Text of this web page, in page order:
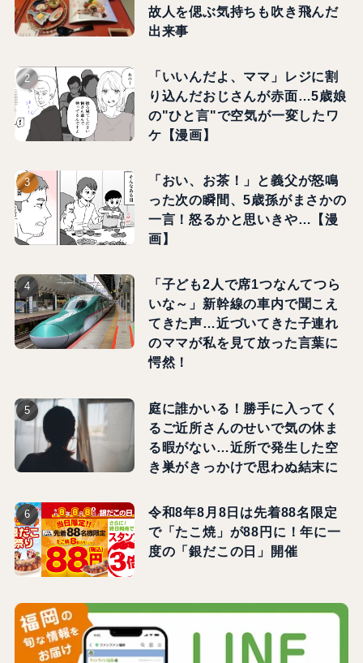
故人を偲ぶ気持ちも吹き飛んだ
出来事
「いいんだよ、ママ」レジに割
り込んだおじさんが赤面…5歳娘
の"ひと言"で空気が一変したワ
ケ【漫画】
「おい、お茶！」と義父が怒鳴
った次の瞬間、5歳孫がまさかの
一言！怒るかと思いきや…【漫
画】
「子ども2人で席1つなんてつら
いな～」新幹線の車内で聞こえ
てきた声…近づいてきた子連れ
のママが私を見て放った言葉に
愕然！
庭に誰かいる！勝手に入ってく
るご近所さんのせいで気の休ま
る暇がない…近所で発生した空
き巣がきっかけで思わぬ結末に
令和8年8月8日は先着88名限定
で「たこ焼」が88円に！年に一
度の「銀だこの日」開催